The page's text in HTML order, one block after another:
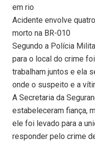
em rio
Acidente envolve
morto na BR-010
Segundo a Polícia
para o local do crime
trabalham juntos e ela
onde o suspeito e a
A Secretaria da
estabeleceram fiança,
ele foi levado para a
responder pelo crime